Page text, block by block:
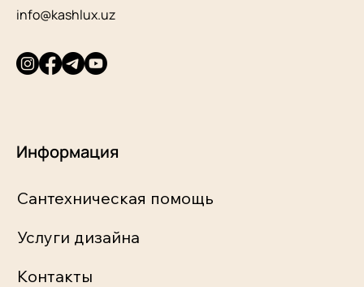
info@kashlux.uz
Информация
Сантехническая помощь
Услуги дизайна
Контакты